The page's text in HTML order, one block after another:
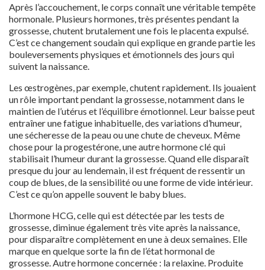
Après l’accouchement, le corps connaît une véritable tempête
hormonale. Plusieurs hormones, très présentes pendant la
grossesse, chutent brutalement une fois le placenta expulsé.
C’est ce changement soudain qui explique en grande partie les
bouleversements physiques et émotionnels des jours qui
suivent la naissance.
Les œstrogènes, par exemple, chutent rapidement. Ils jouaient
un rôle important pendant la grossesse, notamment dans le
maintien de l’utérus et l’équilibre émotionnel. Leur baisse peut
entraîner une fatigue inhabituelle, des variations d’humeur,
une sécheresse de la peau ou une chute de cheveux. Même
chose pour la progestérone, une autre hormone clé qui
stabilisait l’humeur durant la grossesse. Quand elle disparaît
presque du jour au lendemain, il est fréquent de ressentir un
coup de blues, de la sensibilité ou une forme de vide intérieur.
C’est ce qu’on appelle souvent le baby blues.
L’hormone HCG, celle qui est détectée par les tests de
grossesse, diminue également très vite après la naissance,
pour disparaître complètement en une à deux semaines. Elle
marque en quelque sorte la fin de l’état hormonal de
grossesse. Autre hormone concernée : la relaxine. Produite